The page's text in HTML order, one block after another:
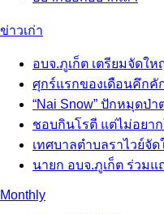
ข่าวเก่า
อบจ.ภูเก็ต เตรียมจัดให
ศุกร์แรกของเดือนคึกคั
“Nai Snow” ปักหมุดป่
ชอบกินโรตี แต่ไม่อยาก
เทศบาลตำบลราไวย์จัด
นายก อบจ.ภูเก็ต ร่วมแ
Monthly